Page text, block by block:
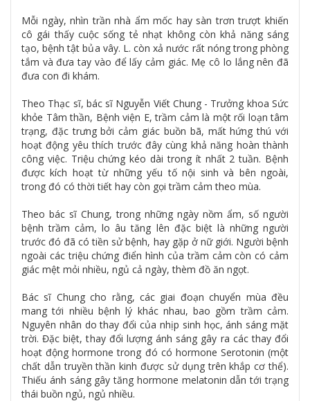
Mỗi ngày, nhìn trần nhà ẩm mốc hay sàn trơn trượt khiến
cô gái thấy cuộc sống tẻ nhạt không còn khả năng sáng
tạo, bệnh tật bủa vây. L. còn xả nước rất nóng trong phòng
tắm và đưa tay vào để lấy cảm giác. Mẹ cô lo lắng nên đã
đưa con đi khám.
Theo Thạc sĩ, bác sĩ Nguyễn Viết Chung - Trưởng khoa Sức
khỏe Tâm thần, Bệnh viện E, trầm cảm là một rối loạn tâm
trạng, đặc trưng bởi cảm giác buồn bã, mất hứng thú với
hoạt động yêu thích trước đây cùng khả năng hoàn thành
công việc. Triệu chứng kéo dài trong ít nhất 2 tuần. Bệnh
được kích hoạt từ những yếu tố nội sinh và bên ngoài,
trong đó có thời tiết hay còn gọi trầm cảm theo mùa.
Theo bác sĩ Chung, trong những ngày nồm ẩm, số người
bệnh trầm cảm, lo âu tăng lên đặc biệt là những người
trước đó đã có tiền sử bệnh, hay gặp ở nữ giới. Người bệnh
ngoài các triệu chứng điển hình của trầm cảm còn có cảm
giác mệt mỏi nhiều, ngủ cả ngày, thèm đồ ăn ngọt.
Bác sĩ Chung cho rằng, các giai đoạn chuyển mùa đều
mang tới nhiều bệnh lý khác nhau, bao gồm trầm cảm.
Nguyên nhân do thay đổi của nhịp sinh học, ánh sáng mặt
trời. Đặc biệt, thay đổi lượng ánh sáng gây ra các thay đổi
hoạt động hormone trong đó có hormone Serotonin (một
chất dẫn truyền thần kinh được sử dụng trên khắp cơ thể).
Thiếu ánh sáng gây tăng hormone melatonin dẫn tới trạng
thái buồn ngủ, ngủ nhiều.